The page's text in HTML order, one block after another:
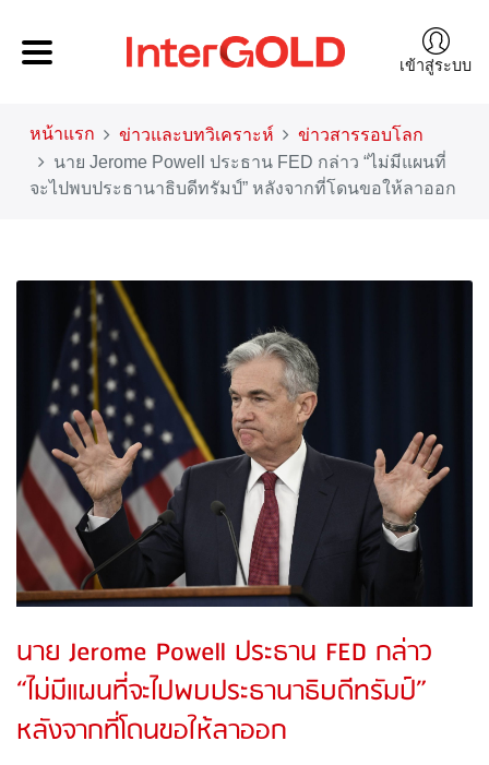
เข้าสู่ระบบ
หน้าแรก ข่าวและบทวิเคราะห์
ข่าวสารรอบโลก
นาย Jerome Powell ประธาน FED กล่าว “ไม่มีแผนที่
จะไปพบประธานาธิบดีทรัมป์” หลังจากที่โดนขอให้ลาออก
นาย Jerome Powell ประธาน FED กล่าว
“ไม่มีแผนที่จะไปพบประธานาธิบดีทรัมป์”
หลังจากที่โดนขอให้ลาออก